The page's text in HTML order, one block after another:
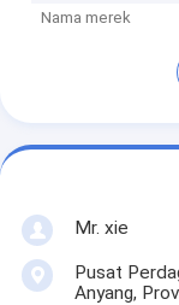
Nama merek
Mr. xie
Pusat
Anyang,